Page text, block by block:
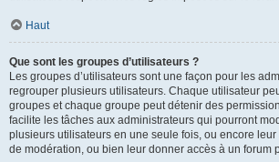
Haut
Que sont les groupes d’utilisateurs ?
Les groupes d’utilisateurs sont une façon pour les
regrouper plusieurs utilisateurs. Chaque utilisateur
groupes et chaque groupe peut détenir des
facilite les tâches aux administrateurs qui pourront
plusieurs utilisateurs en une seule fois, ou encore
de modération, ou bien leur donner accès à un forum